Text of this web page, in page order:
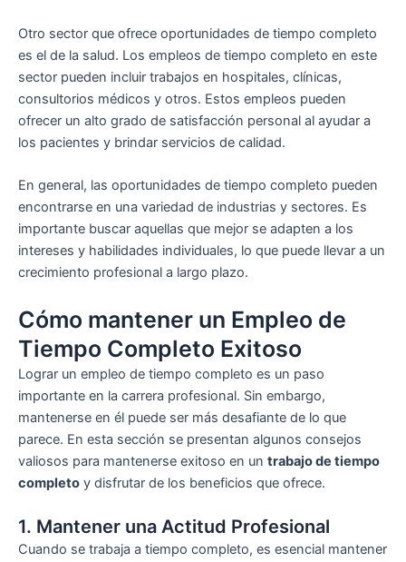
Otro sector que ofrece oportunidades de tiempo completo
es el de la salud. Los empleos de tiempo completo en este
sector pueden incluir trabajos en hospitales, clínicas,
consultorios médicos y otros. Estos empleos pueden
ofrecer un alto grado de satisfacción personal al ayudar a
los pacientes y brindar servicios de calidad.
En general, las oportunidades de tiempo completo pueden
encontrarse en una variedad de industrias y sectores. Es
importante buscar aquellas que mejor se adapten a los
intereses y habilidades individuales, lo que puede llevar a un
crecimiento profesional a largo plazo.
Cómo mantener un Empleo de
Tiempo Completo Exitoso
Lograr un empleo de tiempo completo es un paso
importante en la carrera profesional. Sin embargo,
mantenerse en él puede ser más desafiante de lo que
parece. En esta sección se presentan algunos consejos
valiosos para mantenerse exitoso en un trabajo de tiempo
completo y disfrutar de los beneficios que ofrece.
1. Mantener una Actitud Profesional
Cuando se trabaja a tiempo completo, es esencial mantener